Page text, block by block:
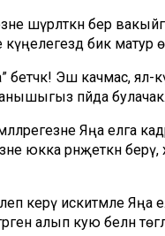
шүрләткән бер
күңелегездә бик
Эш качмас, ял-
пәйда булачак.
Яңа елга кадәр
юкка рәнҗеткән
керү искитмәле Яңа
алып кую белән